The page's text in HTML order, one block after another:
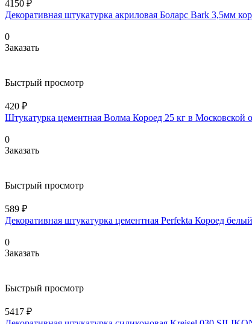
4150 ₽
Декоративная штукатурка акриловая Боларс Bark 3,5мм
0
Заказать
Быстрый просмотр
420 ₽
Штукатурка цементная Волма Короед 25 кг в Московской
0
Заказать
Быстрый просмотр
589 ₽
Декоративная штукатурка цементная Perfekta Короед
0
Заказать
Быстрый просмотр
5417 ₽